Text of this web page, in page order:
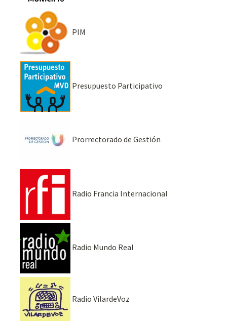
PIM
Presupuesto Participativo
Prorrectorado de Gestión
Radio Francia Internacional
Radio Mundo Real
Radio VilardeVoz